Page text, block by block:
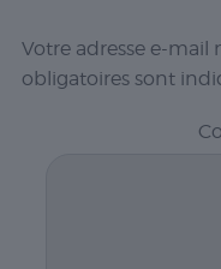
Votre adresse e-mail
obligatoires sont